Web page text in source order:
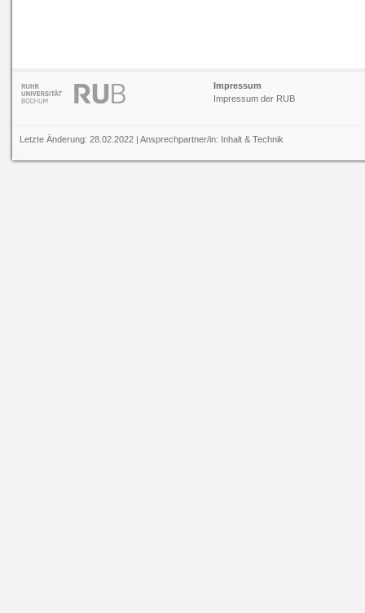
Impressum
Impressum der RUB
Letzte Änderung: 28.02.2022 | Ansprechpartner/in: Inhalt &Technik